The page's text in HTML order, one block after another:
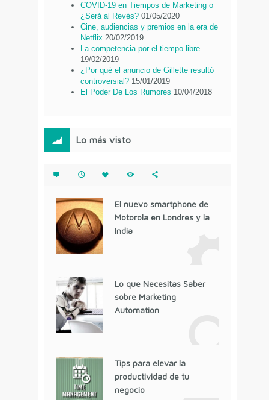
COVID-19 en Tiempos de Marketing o
¿Será al Revés? 01/05/2020
Cine, audiencias y premios en la era de
Netflix 20/02/2019
La competencia por el tiempo libre
19/02/2019
¿Por qué el anuncio de Gillette resultó
controversial? 15/01/2019
El Poder De Los Rumores 10/04/2018
Lo más visto
El nuevo smartphone de
Motorola en Londres y la
India
Lo que Necesitas Saber
sobre Marketing
Automation
Tips para elevar la
productividad de tu
negocio